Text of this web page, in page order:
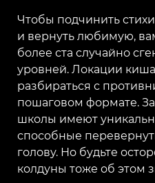
Чтобы подчинить
и вернуть любимую,
более ста случайно
уровней. Локации
разбираться с
пошаговом формате.
школы имеют
способные
голову. Но будьте
колдуны тоже об этом